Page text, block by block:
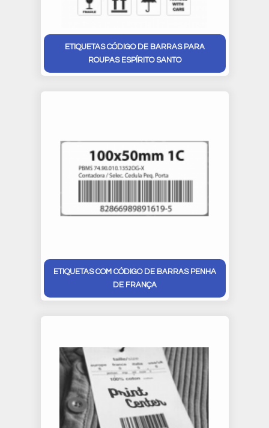
ETIQUETAS CÓDIGO DE BARRAS PARA
ROUPAS ESPÍRITO SANTO
ETIQUETAS COM CÓDIGO DE BARRAS PENHA
DE FRANÇA